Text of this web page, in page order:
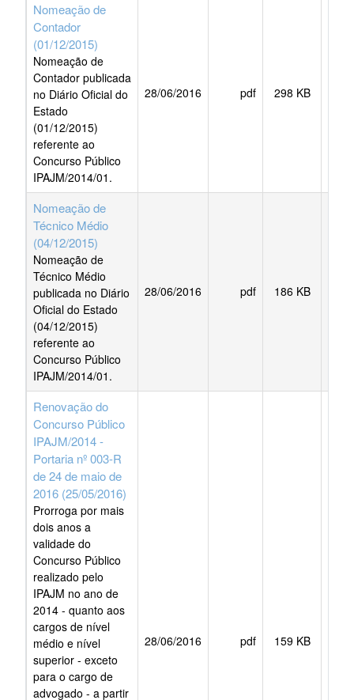
Nomeação de
Contador
(01/12/2015)
Nomeação de
Contador publicada
no Diário Oficial do
Estado
(01/12/2015)
referente ao
Concurso Público
IPAJM/2014/01.
28/06/2016 pdf 298 KB
Nomeação de
Técnico Médio
(04/12/2015)
Nomeação de
Técnico Médio
publicada no Diário
Oficial do Estado
(04/12/2015)
referente ao
Concurso Público
IPAJM/2014/01.
28/06/2016 pdf 186 KB
Renovação do
Concurso Público
IPAJM/2014 -
Portaria nº 003-R
de 24 de maio de
2016 (25/05/2016)
Prorroga por mais
dois anos a
validade do
Concurso Público
realizado pelo
IPAJM no ano de
2014 - quanto aos
cargos de nível
médio e nível
superior - exceto
para o cargo de
advogado - a partir
28/06/2016 pdf 159 KB